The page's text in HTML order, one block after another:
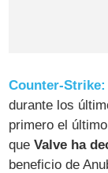
Counter-
durante los
primero el
que Valve ha
beneficio de